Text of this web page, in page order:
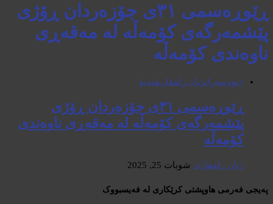
ڕێوڕەسمی ٣١ی جۆزەردان ڕۆژی
پێشمەرگەی کۆمەڵە لە مەقەڕی
ناوەندی کۆمەڵە
+نووسەرانژیان زلفقاریڤیدیۆ
ڕێوڕەسمی ٣١ی جۆزەردان ڕۆژی
پێشمەرگەی کۆمەڵە لە مەقەڕی ناوەندی
کۆمەڵە
ژیان زلفقاری شوبات 25, 2025
پەیجی فەرمی هاوپشتی کرێکاری لە فەیسبووک